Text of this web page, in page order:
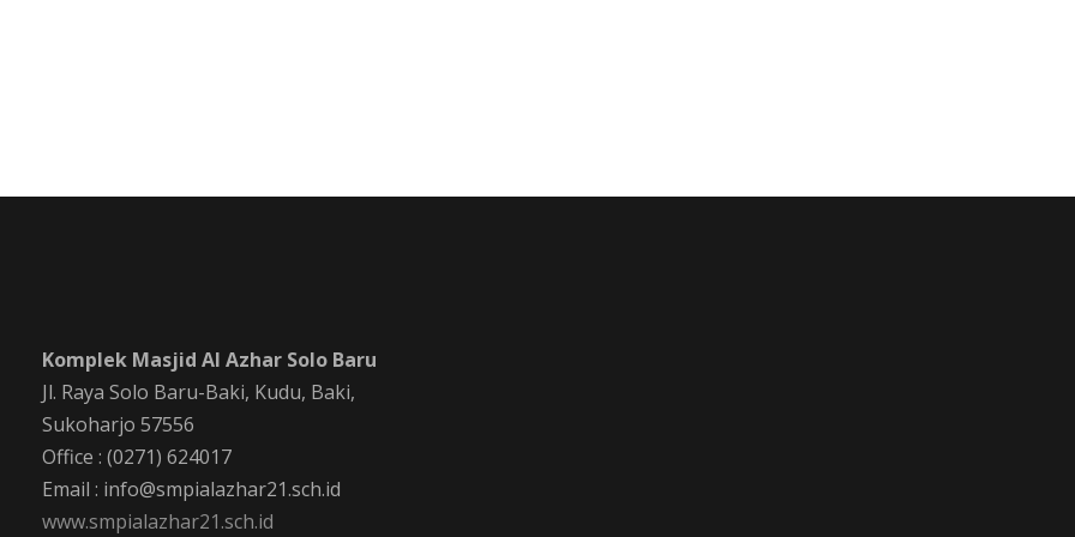
Komplek Masjid Al Azhar Solo Baru
Jl. Raya Solo Baru-Baki, Kudu, Baki,
Sukoharjo 57556
Office : (0271) 624017
Email : info@smpialazhar21.sch.id
www.smpialazhar21.sch.id